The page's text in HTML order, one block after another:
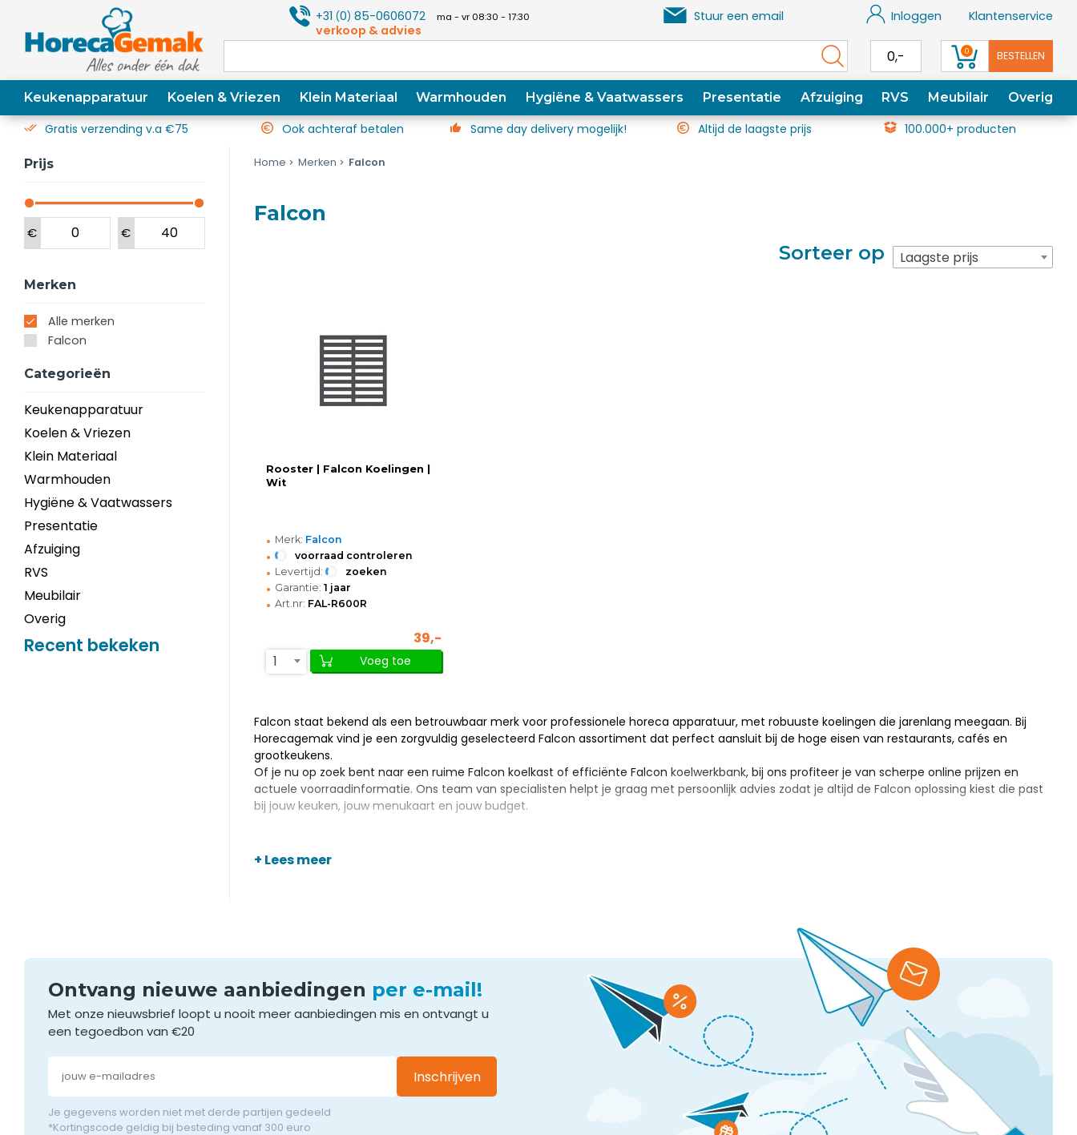
+31(0) 85-0606072 ma - vr 08:30 - 17:30
verkoop & advies
Stuur een email Inloggen Klantenservice
0,- 0 BESTELLEN
Keukenapparatuur Koelen & Vriezen Klein Materiaal Warmhouden Hygiëne & Vaatwassers Presentatie Afzuiging RVS Meubilair Overig
Gratis verzending v.a €75 Ook achteraf betalen Same day delivery mogelijk! Altijd de laagste prijs 100.000+ producten
Prijs
€ €
Merken
Alle merken
Falcon
Categorieën
Keukenapparatuur
Koelen & Vriezen
Klein Materiaal
Warmhouden
Hygiëne & Vaatwassers
Presentatie
Afzuiging
RVS
Meubilair
Overig
Recent bekeken
Home Merken Falcon
Falcon
Sorteer op Laagste prijs
Rooster | Falcon Koelingen |
Wit
• Merk: Falcon
• voorraad controleren
• Levertijd: zoeken
• Garantie: 1 jaar
• Art.nr: FAL-R600R
39,-
1
Voeg toe
Falcon staat bekend als een betrouwbaar merk voor professionele horeca apparatuur, met robuuste koelingen die jarenlang meegaan. Bij
Horecagemak vind je een zorgvuldig geselecteerd Falcon assortiment dat perfect aansluit bij de hoge eisen van restaurants, cafés en
grootkeukens.
Of je nu op zoek bent naar een ruime Falcon koelkast of efficiënte Falcon koelwerkbank, bij ons profiteer je van scherpe online prijzen en
actuele voorraadinformatie. Ons team van specialisten helpt je graag met persoonlijk advies zodat je altijd de Falcon oplossing kiest die past
bij jouw keuken, jouw menukaart en jouw budget.
+ Lees meer
Ontvang nieuwe aanbiedingen per e-mail!
Met onze nieuwsbrief loopt u nooit meer aanbiedingen mis en ontvangt u
een tegoedbon van €20
Inschrijven
Je gegevens worden niet met derde partijen gedeeld
*Kortingscode geldig bij besteding vanaf 300 euro